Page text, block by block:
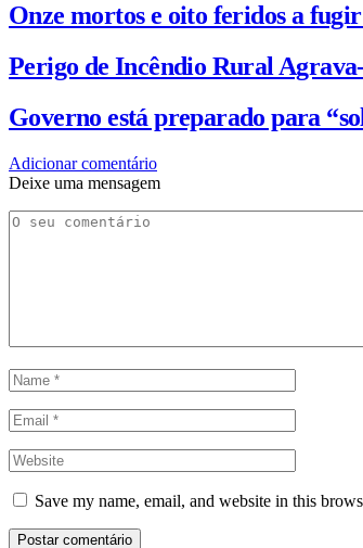
Onze mortos e oito feridos a
Perigo de Incêndio Rural
Governo está preparado para
Adicionar comentário
Deixe uma mensagem
Save my name, email, and website in this